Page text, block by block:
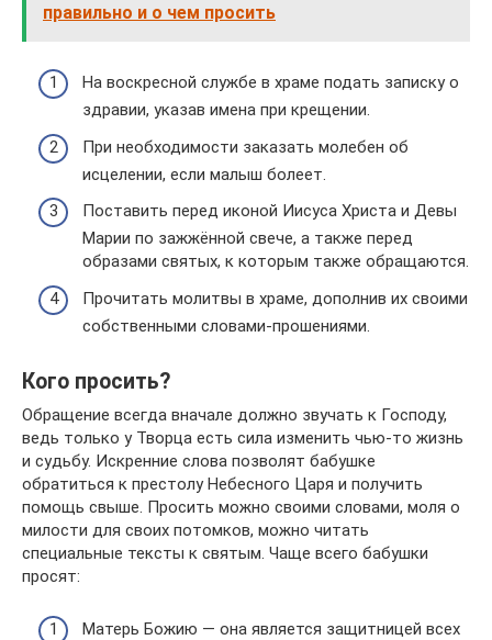
правильно и о чем просить
На воскресной службе в храме подать записку о
здравии, указав имена при крещении.
При необходимости заказать молебен об
исцелении, если малыш болеет.
Поставить перед иконой Иисуса Христа и Девы
Марии по зажжённой свече, а также перед
образами святых, к которым также обращаются.
Прочитать молитвы в храме, дополнив их своими
собственными словами-прошениями.
Кого просить?
Обращение всегда вначале должно звучать к Господу,
ведь только у Творца есть сила изменить чью-то жизнь
и судьбу. Искренние слова позволят бабушке
обратиться к престолу Небесного Царя и получить
помощь свыше. Просить можно своими словами, моля о
милости для своих потомков, можно читать
специальные тексты к святым. Чаще всего бабушки
просят:
Матерь Божию — она является защитницей всех